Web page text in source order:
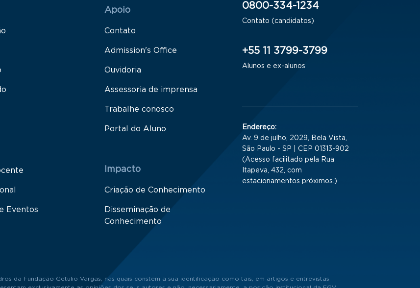
1
Eventos
Rodapé 2
Apoio
Contato
Admission's Office
Ouvidoria
Assessoria de imprensa
Trabalhe conosco
Portal do Aluno
Impacto
Criação de Conhecimento
Disseminação de
Conhecimento
0800-334-1234
Contato (candidatos)
+55 11 3799-3799
Alunos e ex-alunos
Endereço:
Av. 9 de julho, 2029, Bela Vista,
São Paulo - SP | CEP 01313-902
(Acesso facilitado pela Rua
Itapeva, 432, com
estacionamentos próximos.)
da Fundação Getulio Vargas, nas quais constem a sua identificação como tais, em artigos e entrevistas